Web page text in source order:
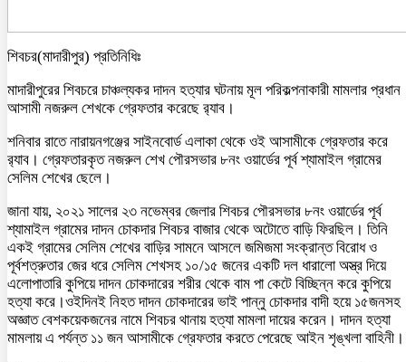
শিবচর(মাদারীপুর) প্রতিনিধিঃ
মাদারীপুরের শিবচরে চাঞ্চল্যকর দাদন হত্যার ঘটনায় মূল পরিকল্পনাকারী মামলার প্রধান
আসামী নজরুল শেখকে গ্রেফতার করেছে র‌্যাব।
শনিবার রাতে নারায়নগঞ্জের সাইনবোর্ড এলাকা থেকে ওই আসামীকে গ্রেফতার করে
র‌্যাব। গ্রেফতারকৃত নজরুল শেখ পৌরসভার ৮নং ওয়ার্ডের পূর্ব শ্যামাইল গ্রামের
সেলিম শেখের ছেলে।
জানা যায়, ২০২১ সালের ২৩ নভেম্বর জেলার শিবচর পৌরসভার ৮নং ওয়ার্ডের পূর্ব
শ্যামাইল গ্রামের দাদন চোকদার শিবচর বাজার থেকে অটোতে বাড়ি ফিরছিল। তিনি
একই গ্রামের সেলিম শেখের বাড়ির সামনে আসলে জমিজমা সংক্রান্ত বিরোধ ও
পূর্বশত্রুতার জের ধরে সেলিম শেখসহ ১০/১৫ জনের একটি দল ধারালো অস্ত্র দিয়ে
এলোপাতারি কুপিয়ে দাদন চোকদারের শরীর থেকে বাম পা কেটে বিচ্ছিন্ন করে কুপিয়ে
হত্যা করে।ওইদিনই নিহত দাদন চোকদারের ভাই পান্নু চোকদার বাদী হয়ে ১৫জনসহ
অজ্ঞাত বেশকয়েকজনের নামে শিবচর থানায় হত্যা মামলা দায়ের করেন। দাদন হত্যা
মামলায় এ পর্যন্ত ১১ জন আসামীকে গ্রেফতার করতে পেরেছে আইন শৃঙ্খলা বাহিনী।